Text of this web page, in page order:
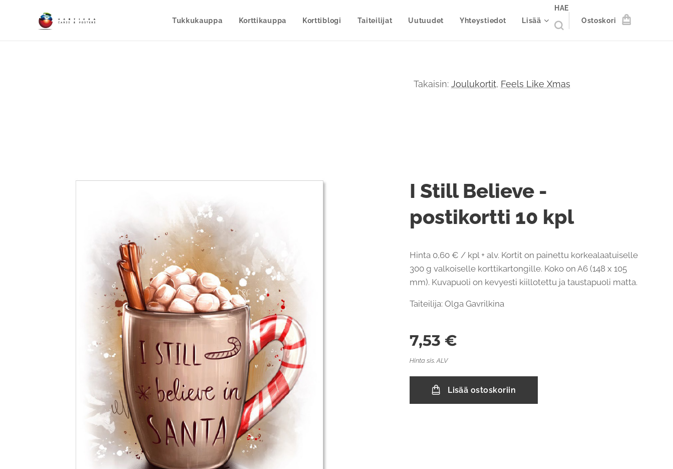
Tukkukauppa Korttikauppa Korttiblogi Taiteilijat Uutuudet Yhteystiedot Lisää
HAE
Ostoskori
Takaisin: Joulukortit, Feels Like Xmas
I Still Believe -
postikortti 10 kpl
Hinta 0,60 € / kpl + alv. Kortit on painettu korkealaatuiselle
300 g valkoiselle korttikartongille. Koko on A6 (148 x 105
mm). Kuvapuoli on kevyesti kiillotettu ja taustapuoli matta.
Taiteilija: Olga Gavrilkina
7,53 €
Hinta sis. ALV
Lisää ostoskoriin